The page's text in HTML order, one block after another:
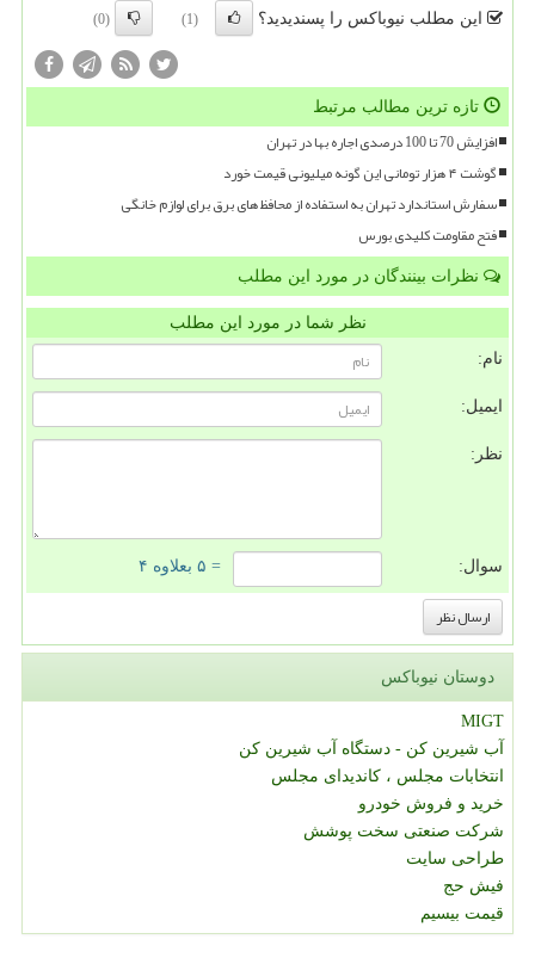
این مطلب نیوباکس را پسندیدید؟ (1)
(0)
تازه ترین مطالب مرتبط
افزایش 70 تا 100 درصدی اجاره بها در تهران
گوشت ۴ هزار تومانی این گونه میلیونی قیمت خورد
سفارش استاندارد تهران به استفاده از محافظ های برق برای لوازم خانگی
فتح مقاومت کلیدی بورس
نظرات بینندگان در مورد این مطلب
نظر شما در مورد این مطلب
نام:
ایمیل:
نظر:
سوال: = ۵ بعلاوه ۴
دوستان نیوباکس
MIGT
آب شیرین کن - دستگاه آب شیرین کن
انتخابات مجلس ، کاندیدای مجلس
خرید و فروش خودرو
شرکت صنعتی سخت پوشش
طراحی سایت
فیش حج
قیمت بیسیم